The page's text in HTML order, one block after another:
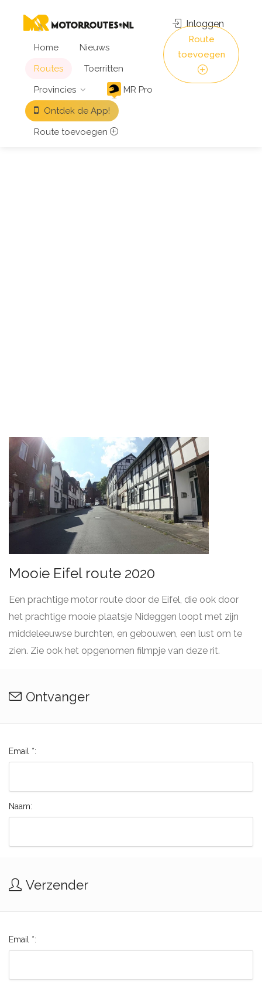
Home
Nieuws
Routes
Toerritten
Provincies
MR Pro
Ontdek de App!
Route toevoegen
Inloggen
Route
toevoegen
Mooie Eifel route 2020
Een prachtige motor route door de Eifel, die ook door
het prachtige mooie plaatsje Nideggen loopt met zijn
middeleeuwse burchten, en gebouwen, een lust om te
zien. Zie ook het opgenomen filmpje van deze rit.
Ontvanger
Email *:
Naam:
Verzender
Email *: